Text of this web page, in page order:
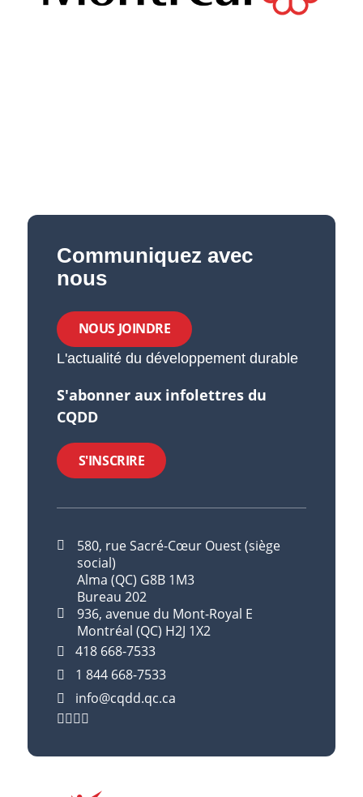
Communiquez avec
nous
NOUS JOINDRE
L'actualité du développement durable
S'abonner aux infolettres du
CQDD
S'INSCRIRE
580, rue Sacré-Cœur Ouest (siège
social)
Alma (QC) G8B 1M3
Bureau 202
936, avenue du Mont-Royal E
Montréal (QC) H2J 1X2
418 668-7533
1 844 668-7533
info@cqdd.qc.ca